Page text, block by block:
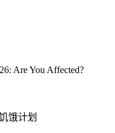
Are You Affected?
饿计划